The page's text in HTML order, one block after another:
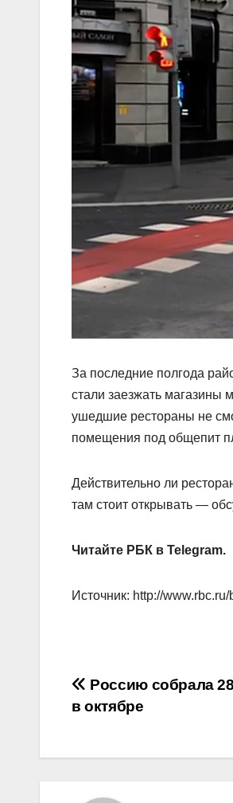
За последние полгода
стали заезжать магазины
ушедшие рестораны не
помещения под общепит
Действительно ли
там стоит открывать —
Читайте РБК в Telegram.
Источник: http://
Навигация
записям
Россию собрала
в октябре